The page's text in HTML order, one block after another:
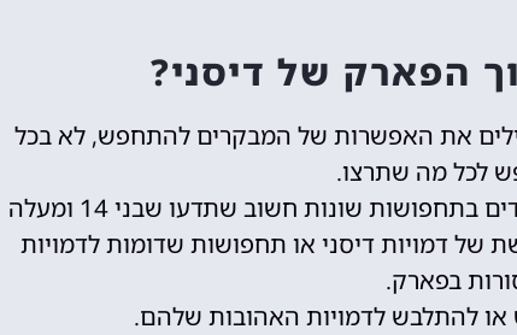
הפארק של דיסני?
את האפשרות של המבקרים להתחפש, לא בכל
לכל מה שתרצו.
אם אתם מתכוונים להתחפש או להלביש את הילדים בתחפושות שונות חשוב שתדעו שבני 14 ומעלה
של דמויות דיסני או תחפושות שדומות לדמויות
בפארק.